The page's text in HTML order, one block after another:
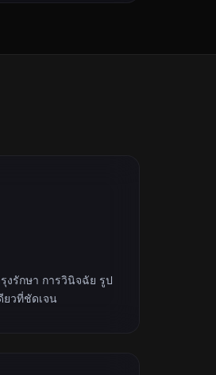
รักษา การวินิจฉัย รูป
วที่ชัดเจน